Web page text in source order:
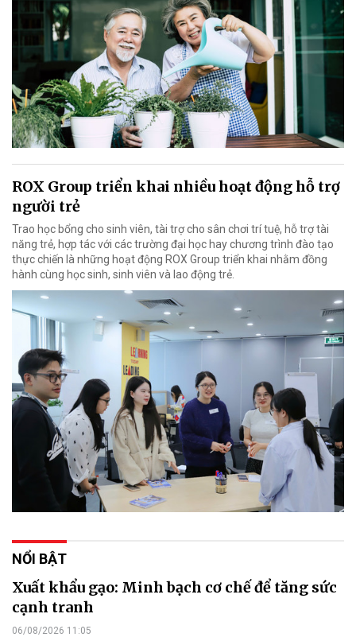
ROX Group triển khai nhiều hoạt động hỗ trợ
người trẻ
Trao học bổng cho sinh viên, tài trợ cho sân chơi trí tuệ, hỗ trợ tài
năng trẻ, hợp tác với các trường đại học hay chương trình đào tạo
thực chiến là những hoạt động ROX Group triển khai nhằm đồng
hành cùng học sinh, sinh viên và lao động trẻ.
NỔI BẬT
Xuất khẩu gạo: Minh bạch cơ chế để tăng sức
cạnh tranh
06/08/2026 11:05